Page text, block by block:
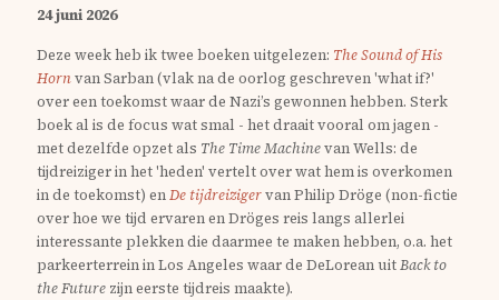
24 juni 2026
Deze week heb ik twee boeken uitgelezen: The Sound of His
Hornvan Sarban (vlak na de oorlog geschreven 'what if?'
over een toekomst waar de Nazi’s gewonnen hebben. Sterk
boek al is de focus wat smal - het draait vooral om jagen -
met dezelfde opzet als The Time Machinevan Wells: de
tijdreiziger in het 'heden' vertelt over wat hem is overkomen
in de toekomst) enDe tijdreizigervan Philip Dröge (non-fictie
over hoe we tijd ervaren en Dröges reis langs allerlei
interessante plekken die daarmee te maken hebben, o.a. het
parkeerterrein in Los Angeles waar de DeLorean uitBack to
the Future zijn eerste tijdreis maakte).